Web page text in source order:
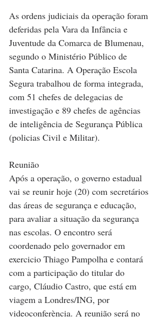
As ordens judiciais da operação foram
deferidas pela Vara da Infância e
Juventude da Comarca de Blumenau,
segundo o Ministério Público de
Santa Catarina. A Operação Escola
Segura trabalhou de forma integrada,
com 51 chefes de delegacias de
investigação e 89 chefes de agências
de inteligência de Segurança Pública
(policias Civil e Militar).
Reunião
Após a operação, o governo estadual
vai se reunir hoje (20) com secretários
das áreas de segurança e educação,
para avaliar a situação da segurança
nas escolas. O encontro será
coordenado pelo governador em
exercicio Thiago Pampolha e contará
com a participação do titular do
cargo, Cláudio Castro, que está em
viagem a Londres/ING, por
videoconferència. A reunião será no